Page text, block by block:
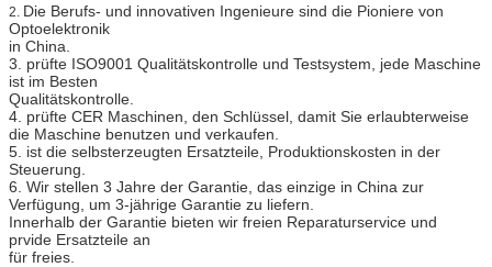
2. Die Berufs- und innovativen Ingenieure sind die Pioniere von
Optoelektronik
in China.
3. prüfte ISO9001 Qualitätskontrolle und Testsystem, jede Maschine
ist im Besten
Qualitätskontrolle.
4. prüfte CER Maschinen, den Schlüssel, damit Sie erlaubterweise
die Maschine benutzen und verkaufen.
5. ist die selbsterzeugten Ersatzteile, Produktionskosten in der
Steuerung.
6. Wir stellen 3 Jahre der Garantie, das einzige in China zur
Verfügung, um 3-jährige Garantie zu liefern.
Innerhalb der Garantie bieten wir freien Reparaturservice und
prvide Ersatzteile an
für freies.